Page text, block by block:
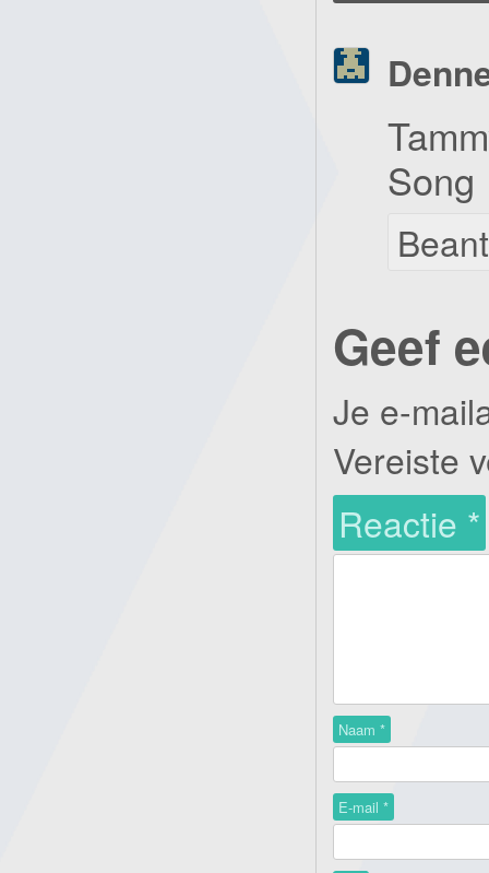
Song
Geef
Je e-
Vereiste
Reactie *
Naam *
E-mail *